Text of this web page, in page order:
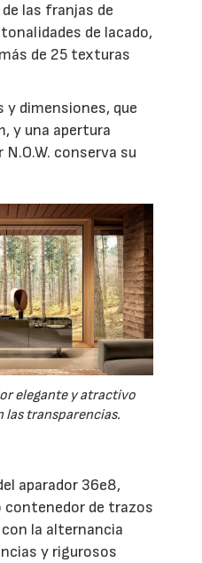
las franjas de
de lacado,
de 25 texturas
dimensiones, que
y una apertura
conserva su
elegante y atractivo
transparencias.
aparador 36e8,
contenedor de trazos
la alternancia
y rigurosos